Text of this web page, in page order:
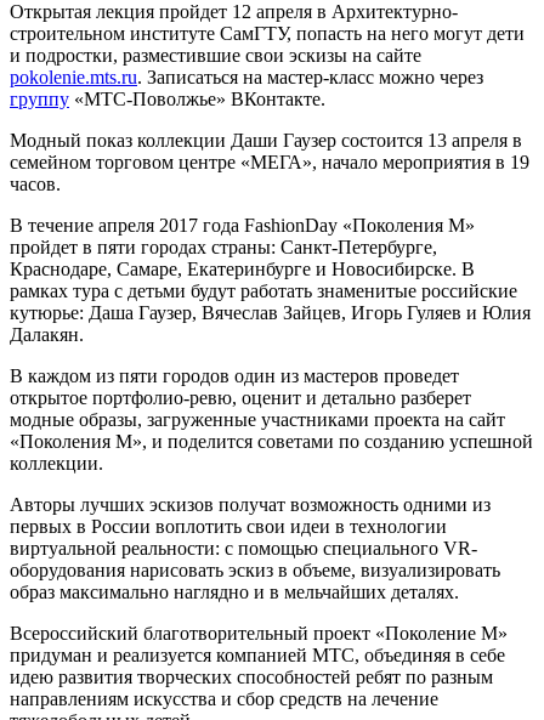
Открытая лекция пройдет 12 апреля в Архитектурно-
строительном институте СамГТУ, попасть на него могут дети
и подростки, разместившие свои эскизы на сайте
pokolenie.mts.ru. Записаться на мастер-класс можно через
группу «МТС-Поволжье» ВКонтакте.
Модный показ коллекции Даши Гаузер состоится 13 апреля в
семейном торговом центре «МЕГА», начало мероприятия в 19
часов.
В течение апреля 2017 года FashionDay «Поколения М»
пройдет в пяти городах страны: Санкт-Петербурге,
Краснодаре, Самаре, Екатеринбурге и Новосибирске. В
рамках тура с детьми будут работать знаменитые российские
кутюрье: Даша Гаузер, Вячеслав Зайцев, Игорь Гуляев и Юлия
Далакян.
В каждом из пяти городов один из мастеров проведет
открытое портфолио-ревю, оценит и детально разберет
модные образы, загруженные участниками проекта на сайт
«Поколения М», и поделится советами по созданию успешной
коллекции.
Авторы лучших эскизов получат возможность одними из
первых в России воплотить свои идеи в технологии
виртуальной реальности: с помощью специального VR-
оборудования нарисовать эскиз в объеме, визуализировать
образ максимально наглядно и в мельчайших деталях.
Всероссийский благотворительный проект «Поколение М»
придуман и реализуется компанией МТС, объединяя в себе
идею развития творческих способностей ребят по разным
направлениям искусства и сбор средств на лечение